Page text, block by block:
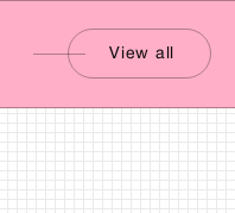
View all